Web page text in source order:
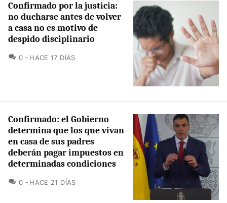
Confirmado por la justicia:
no ducharse antes de volver
a casa no es motivo de
despido disciplinario
0 COMENTARIOS
HACE 17 DÍAS
Confirmado: el Gobierno
determina que los que vivan
en casa de sus padres
deberán pagar impuestos en
determinadas condiciones
0 COMENTARIOS
HACE 21 DÍAS